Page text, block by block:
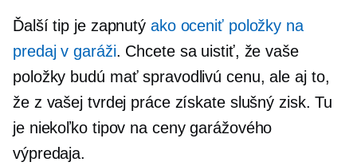
Ďalší tip je zapnutý ako oceniť položky na
predaj v garáži. Chcete sa uistiť, že vaše
položky budú mať spravodlivú cenu, ale aj to,
že z vašej tvrdej práce získate slušný zisk. Tu
je niekoľko tipov na ceny garážového
výpredaja.